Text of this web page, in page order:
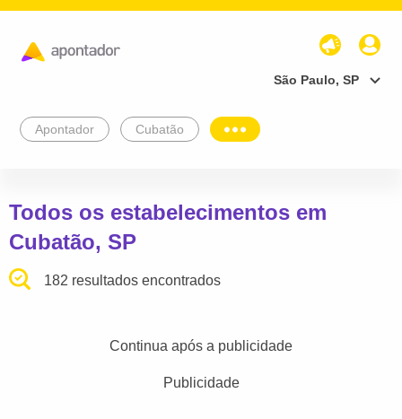
São Paulo, SP
Apontador Cubatão
Todos os estabelecimentos em
Cubatão, SP
182 resultados encontrados
Continua após a publicidade
Publicidade